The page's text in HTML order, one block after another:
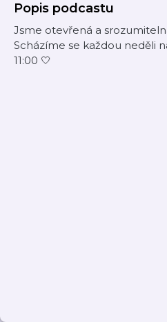
Popis podcastu
Jsme otevřená a
Scházíme se každou neděli
11:00 🤍